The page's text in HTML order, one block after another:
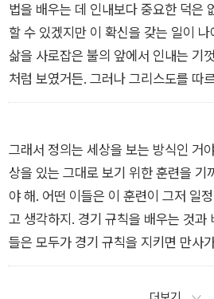
법을 배우는 데 인내보다 중요한 덕은
할 수 있겠지만 이 확신을 갖는 일이
삶을 사로잡은 불의 앞에서 인내는 기
처럼 보였거든. 그러나 그리스도를 따
적으로 사는 법을 배워야 하는 이유를
세상을 견디기 위해 인내의 덕이 꼭 필
밖에 없었단다.“인내 Patience”
그래서 정의는 세상을 보는 방식인 거
상을 있는 그대로 보기 위한 훈련을 기
야 해. 어떤 이들은 이 훈련이 그저 일
고 생각하지. 경기 규칙을 배우는 것과
들은 모두가 경기 규칙을 지키면 만사
고 여겨. 그러나 삶은 경기가 아니기
풀리지 않는단다. 도움이 되는 규칙들